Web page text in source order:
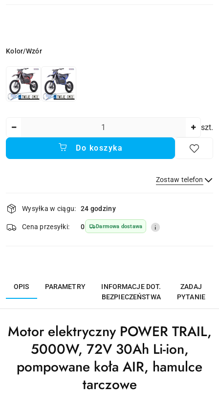
Wariant
Kolor/Wzór
szt.
Do koszyka
Zostaw telefon
Wyślij
Dostępność
i
dostawa
Wysyłka w ciągu: 24 godziny
Cena przesyłki: 0 Darmowa dostawa
OPIS PARAMETRY
INFORMACJE DOT.
BEZPIECZEŃSTWA
ZADAJ
PYTANIE
Motor elektryczny POWER TRAIL,
5000W, 72V 30Ah Li-ion,
pompowane koła AIR, hamulce
tarczowe